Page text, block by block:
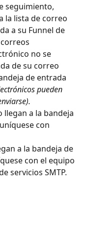
seguimiento,
la lista de correo
a su Funnel de
no se
de su correo
de entrada
pueden
llegan a la bandeja
con
a la bandeja de
con el equipo
servicios SMTP.